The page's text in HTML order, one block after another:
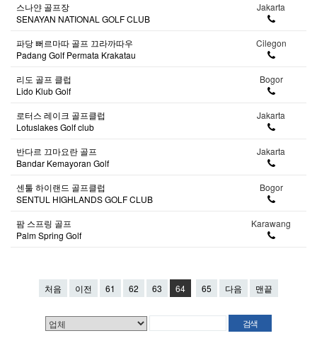
스나얀 골프장
SENAYAN NATIONAL GOLF CLUB
Jakarta
파당 뻐르마따 골프 끄라까따우
Padang Golf Permata Krakatau
Cilegon
리도 골프 클럽
Lido Klub Golf
Bogor
로터스 레이크 골프클럽
Lotuslakes Golf club
Jakarta
반다르 끄마요란 골프
Bandar Kemayoran Golf
Jakarta
센툴 하이랜드 골프클럽
SENTUL HIGHLANDS GOLF CLUB
Bogor
팜 스프링 골프
Palm Spring Golf
Karawang
처음 이전 61 62 63 64 65 다음 맨끝